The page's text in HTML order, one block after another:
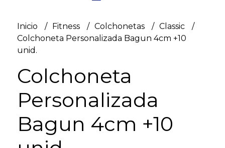
Inicio Fitness Colchonetas
Classic
Colchoneta Personalizada Bagun 4cm +10
unid.
Colchoneta
Personalizada
Bagun 4cm +10